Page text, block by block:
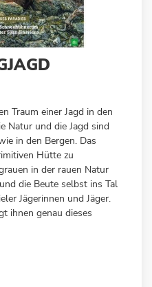
Traum einer Jagd in den
Natur und die Jagd sind
in den Bergen. Das
Hütte zu
in der rauen Natur
die Beute selbst ins Tal
Jägerinnen und Jäger.
ihnen genau dieses